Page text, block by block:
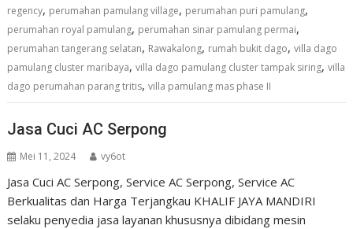
regency, perumahan pamulang village, perumahan puri pamulang,
perumahan royal pamulang, perumahan sinar pamulang permai,
perumahan tangerang selatan, Rawakalong, rumah bukit dago,villa dago
pamulang cluster maribaya,villa dago pamulang cluster tampak siring,villa
dago perumahan parang tritis,villa pamulang mas phase II
Jasa Cuci AC Serpong
Mei 11, 2024 vy6ot
Jasa Cuci AC Serpong, Service AC Serpong, Service AC
Berkualitas dan Harga Terjangkau KHALIF JAYA MANDIRI
selaku penyedia jasa layanan khususnya dibidang mesin